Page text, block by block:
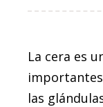
La cera es
las